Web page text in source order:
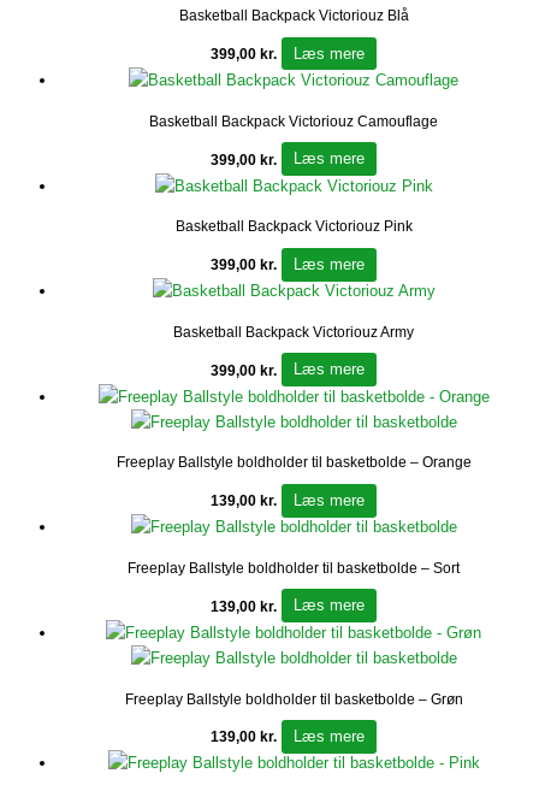
Basketball Backpack Victoriouz Blå
399,00 kr. Læs mere
Basketball Backpack Victoriouz Camouflage
399,00kr. Læs mere
Basketball Backpack Victoriouz Pink
399,00 kr. Læs mere
Basketball Backpack Victoriouz Army
399,00kr. Læs mere
Freeplay Ballstyle boldholder til basketbolde – Orange
139,00 kr. Læs mere
Freeplay Ballstyle boldholder til basketbolde – Sort
139,00kr. Læs mere
Freeplay Ballstyle boldholder til basketbolde – Grøn
139,00 kr. Læs mere